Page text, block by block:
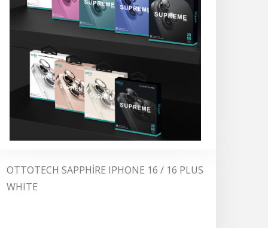
OTTOTECH SAPPHİRE IPHONE 16 / 16 PLUS
WHITE